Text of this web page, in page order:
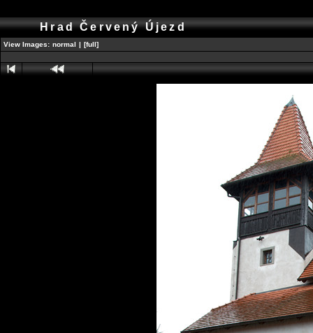
Hrad Červený Újezd
View Images: normal | [full]